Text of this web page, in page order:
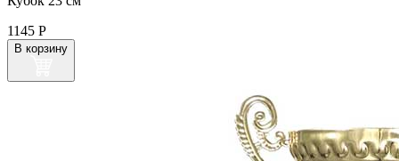
1145 Р
В корзину